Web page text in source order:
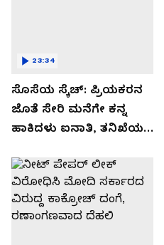
ಸೊಸೆಯ ಸ್ಕೆಚ್: ಪ್ರಿಯಕರನ
ಜೊತೆ ಸೇರಿ ಮನೆಗೇ ಕನ್ನ
ಹಾಕಿದಳು ಐನಾತಿ, ತನಿಖೆಯಲ್ಲಿ
23:34